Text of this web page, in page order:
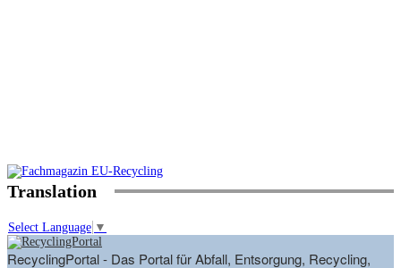
Translation
Select Language ▼
RecyclingPortal - Das Portal für Abfall, Entsorgung, Recycling,